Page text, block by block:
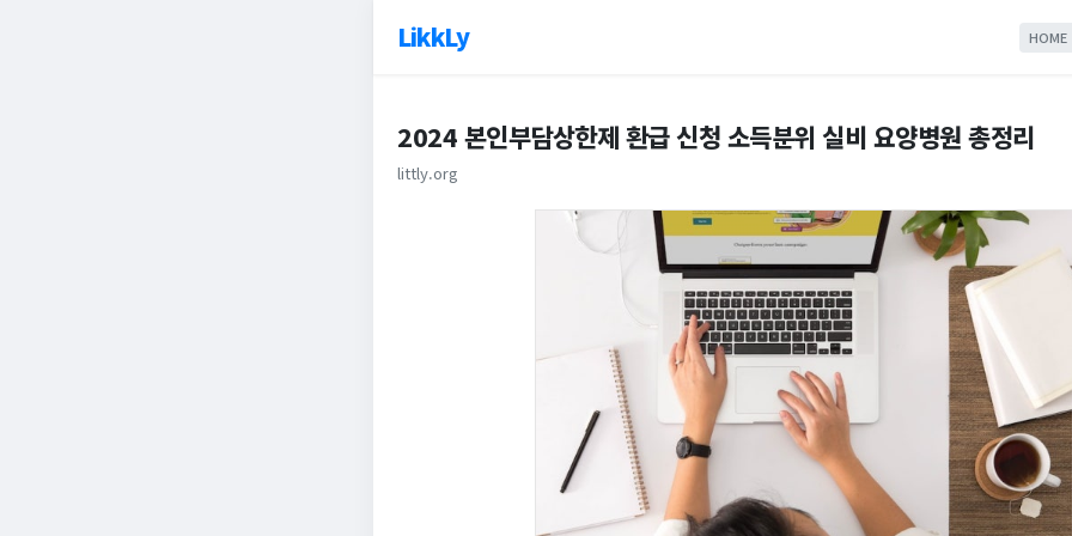
LikkLy HOME
2024 본인부담상한제 환급 신청 소득분위 실비 요양병원 총정리
littly.org